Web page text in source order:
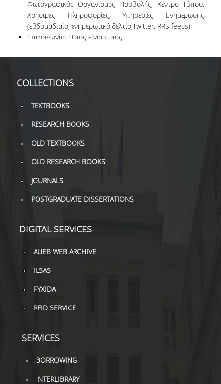
COPYING – PRINTING
SERVICES
Φωτογραφικός Οργανισμός Προβολής, Κέντρο Τύπου,
Χρήσιμες Πληροφορίες, Υπηρεσίες Ενημέρωσης
(εβδομαδιαίο, ενημερωτικό δελτίο,Twitter, RRS feeds)
Επικοινωνία: Ποιος είναι ποιος
COLLECTIONS
TEXTBOOKS
RESEARCH BOOKS
OLD TEXTBOOKS
OLD RESEARCH BOOKS
JOURNALS
POSTGRADUATE DISSERTATIONS
DIGITAL SERVICES
AUEB WEB ARCHIVE
ILSAS
PYXIDA
RFID SERVICE
SERVICES
BORROWING
INTERLIBRARY